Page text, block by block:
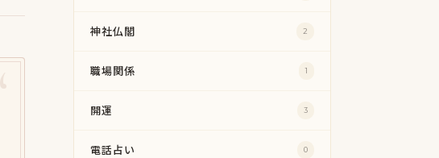
神社仏閣 2
職場関係 1
開運 3
電話占い 0